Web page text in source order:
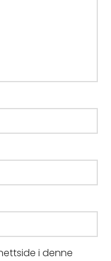
i denne